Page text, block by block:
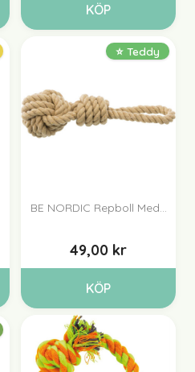
KÖP
⭐ Teddy
BE NORDIC Repboll Med...
49,00 kr
KÖP